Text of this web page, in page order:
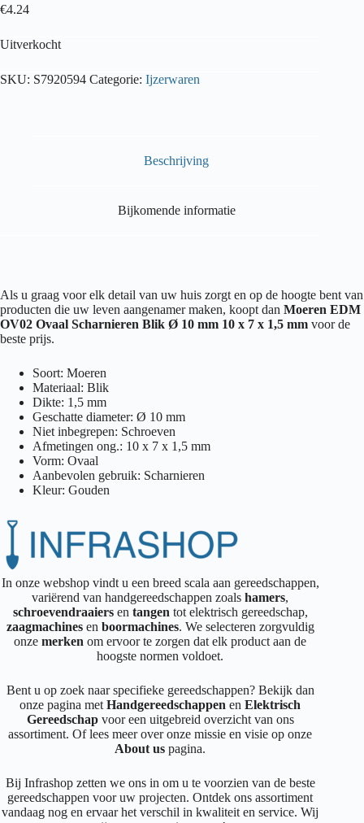
€4.24
Uitverkocht
SKU: S7920594 Categorie: Ijzerwaren
Beschrijving
Bijkomende informatie
Als u graag voor elk detail van uw huis zorgt en op de hoogte bent van
producten die uw leven aangenamer maken, koopt dan Moeren EDM
OV02 Ovaal Scharnieren Blik Ø 10 mm 10 x 7 x 1,5 mm voor de
beste prijs.
Soort: Moeren
Materiaal: Blik
Dikte: 1,5 mm
Geschatte diameter: Ø 10 mm
Niet inbegrepen: Schroeven
Afmetingen ong.: 10 x 7 x 1,5 mm
Vorm: Ovaal
Aanbevolen gebruik: Scharnieren
Kleur: Gouden
In onze webshop vindt u een breed scala aan gereedschappen,
variërend van handgereedschappen zoalshamers,
schroevendraaiersen tangen tot elektrisch gereedschap,
zaagmachines en boormachines. We selecteren zorgvuldig
onzemerkenom ervoor te zorgen dat elk product aan de
hoogste normen voldoet.
Bent u op zoek naar specifieke gereedschappen? Bekijk dan
onze pagina metHandgereedschappen enElektrisch
Gereedschapvoor een uitgebreid overzicht van ons
assortiment. Of lees meer over onze missie en visie op onze
About us pagina.
Bij Infrashop zetten we ons in om u te voorzien van de beste
gereedschappen voor uw projecten. Ontdek ons assortiment
vandaag nog en ervaar het verschil in kwaliteit en service. Wij